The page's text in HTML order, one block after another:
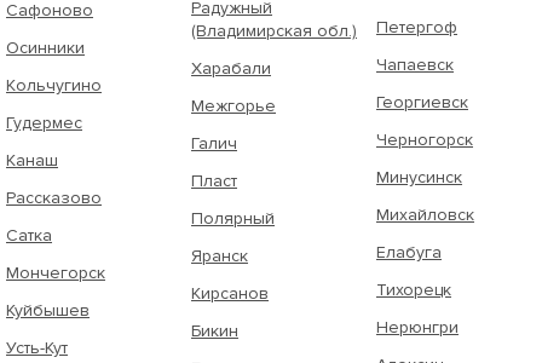
Сафоново
Осинники
Кольчугино
Гудермес
Канаш
Рассказово
Сатка
Мончегорск
Куйбышев
Усть-Кут
Радужный
(Владимирская обл.)
Харабали
Межгорье
Галич
Пласт
Полярный
Яранск
Кирсанов
Бикин
Петергоф
Чапаевск
Георгиевск
Черногорск
Минусинск
Михайловск
Елабуга
Тихорецк
Нерюнгри